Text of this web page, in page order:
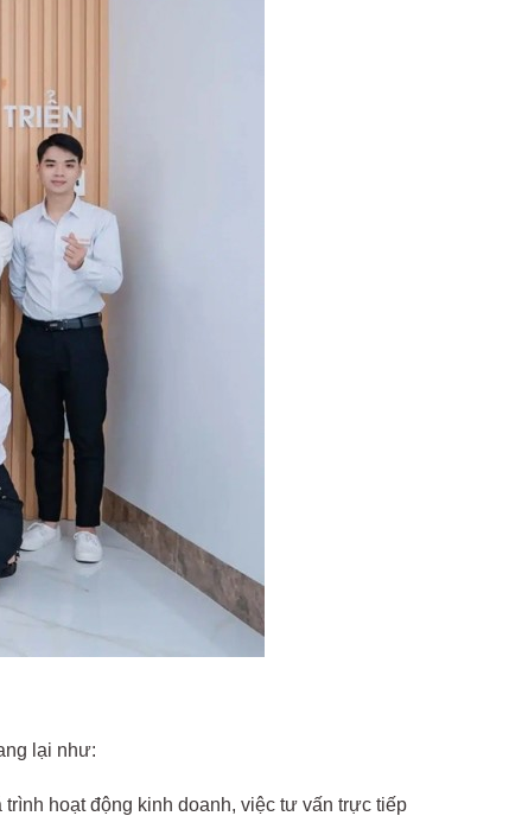
lại như:
hoạt động kinh doanh, việc tư vấn trực tiếp